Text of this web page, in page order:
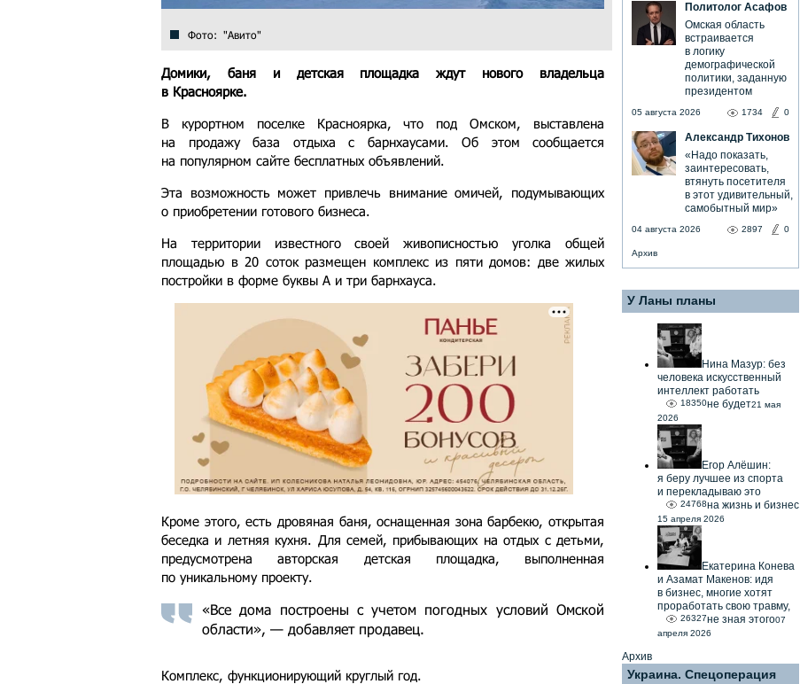
Фото: "Авито"
Домики, баня и детская площадка ждут нового владельца
в Красноярке.
В курортном поселке Красноярка, что под Омском, выставлена
на продажу база отдыха с барнхаусами. Об этом сообщается
на популярном сайте бесплатных объявлений.
Эта возможность может привлечь внимание омичей, подумывающих
о приобретении готового бизнеса.
На территории известного своей живописностью уголка общей
площадью в 20 соток размещен комплекс из пяти домов: две жилых
постройки в форме буквы А и три барнхауса.
Кроме этого, есть дровяная баня, оснащенная зона барбекю, открытая
беседка и летняя кухня. Для семей, прибывающих на отдых с детьми,
предусмотрена авторская детская площадка, выполненная
по уникальному проекту.
«Все дома построены с учетом погодных условий Омской
области», — добавляет продавец.
Комплекс, функционирующий круглый год.
Политолог Асафов
Омская область
встраивается
в логику
демографической
политики, заданную
президентом
1734 0
05 августа 2026
Александр Тихонов
«Надо показать,
заинтересовать,
втянуть посетителя
в этот удивительный,
самобытный мир»
2897 0
04 августа 2026
Архив
У Ланы планы
Нина Мазур: без
человека искусственный
интеллект работать
не будет
18350
21 мая
2026
Егор Алёшин:
я беру лучшее из спорта
и перекладываю это
на жизнь и бизнес
24768
15 апреля 2026
Екатерина Конева
и Азамат Макенов: идя
в бизнес, многие хотят
проработать свою травму,
не зная этого
26327
07
апреля 2026
Архив
Украина. Спецоперация